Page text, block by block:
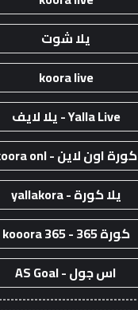
يلا شوت
koora live
Yalla Live - يلا لايف
كورة اون لاين - koora onl
يلا كورة - yallakora
كورة 365 - kooora 365
اس جول - AS Goal